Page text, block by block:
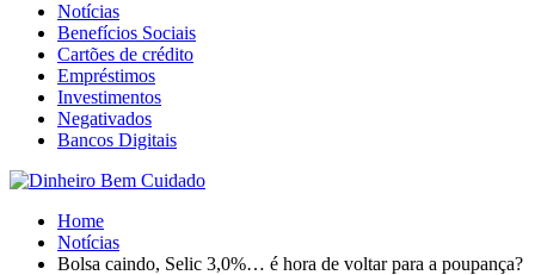
Notícias
Benefícios Sociais
Cartões de crédito
Empréstimos
Investimentos
Negativados
Bancos Digitais
Home
Notícias
Bolsa caindo, Selic 3,0%… é hora de voltar para a poupança?